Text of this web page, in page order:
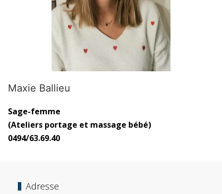
Maxie Ballieu
Sage-femme
(Ateliers portage et massage bébé)
0494/63.69.40
Adresse